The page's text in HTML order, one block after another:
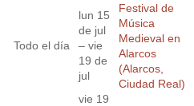
Todo el día
lun 15
de jul
– vie
19 de
jul
Festival de
Música
Medieval en
Alarcos
(Alarcos,
Ciudad Real)
vie 19